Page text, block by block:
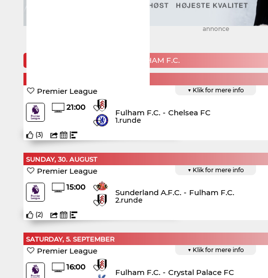
annonce
KOMMENDE KAMPE FOR FULHAM F.C.
▼ Klik for mere info
Premier League
21:00
Fulham F.C. - Chelsea FC
1.runde
(3)
SUNDAY, 30. AUGUST
▼ Klik for mere info
Premier League
15:00
Sunderland A.F.C. - Fulham F.C.
2.runde
(2)
SATURDAY, 5. SEPTEMBER
▼ Klik for mere info
Premier League
16:00
Fulham F.C. - Crystal Palace FC